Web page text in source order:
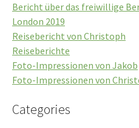
Bericht über das freiwillige
London 2019
Reisebericht von Christoph
Reiseberichte
Foto-Impressionen von Jakob
Foto-Impressionen von
Categories